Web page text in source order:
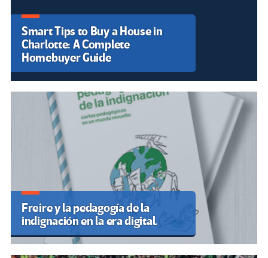
Smart Tips to Buy a House in
Charlotte: A Complete
Homebuyer Guide
Freire y la pedagogía de la
indignación en la era digital.